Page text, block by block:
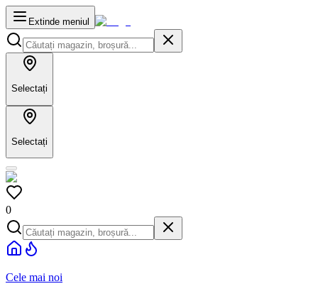
Extinde meniul
Selectați
Selectați
0
Cele mai noi